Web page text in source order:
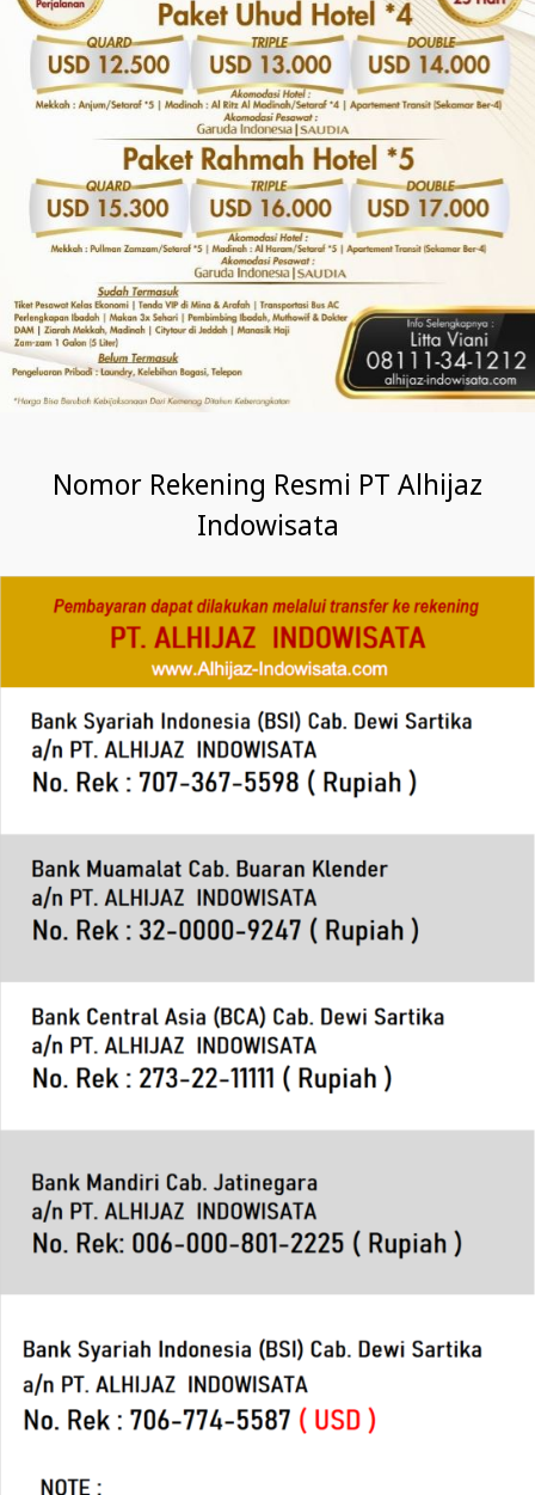
Nomor Rekening Resmi PT Alhijaz
Indowisata